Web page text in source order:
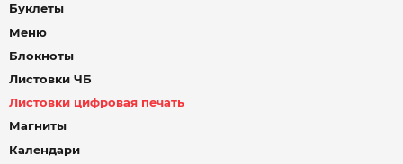
Буклеты
Меню
Блокноты
Листовки ЧБ
Листовки цифровая печать
Магниты
Календари